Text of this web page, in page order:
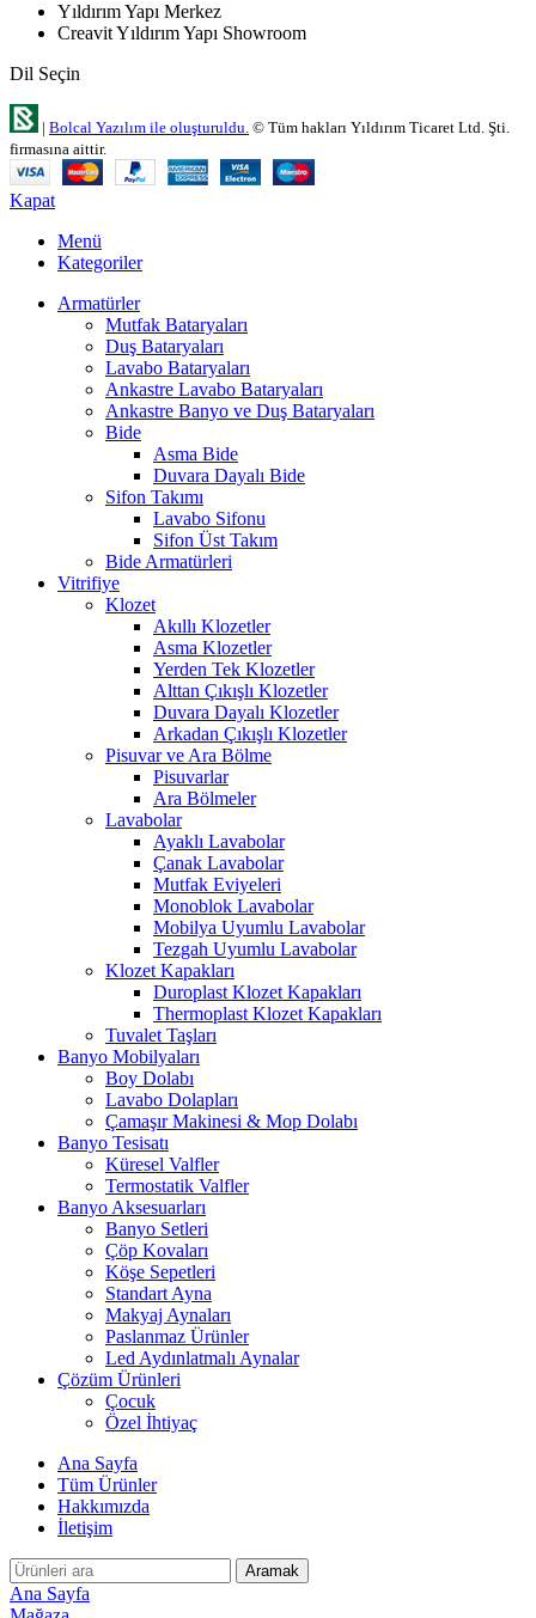
Yıldırım Yapı Merkez
Creavit Yıldırım Yapı Showroom
Dil Seçin
| Bolcal Yazılım ile oluşturuldu. © Tüm hakları Yıldırım Ticaret Ltd. Şti.
firmasına aittir.
Kapat
Menü
Kategoriler
Armatürler
Mutfak Bataryaları
Duş Bataryaları
Lavabo Bataryaları
Ankastre Lavabo Bataryaları
Ankastre Banyo ve Duş Bataryaları
Bide
Asma Bide
Duvara Dayalı Bide
Sifon Takımı
Lavabo Sifonu
Sifon Üst Takım
Bide Armatürleri
Vitrifiye
Klozet
Akıllı Klozetler
Asma Klozetler
Yerden Tek Klozetler
Alttan Çıkışlı Klozetler
Duvara Dayalı Klozetler
Arkadan Çıkışlı Klozetler
Pisuvar ve Ara Bölme
Pisuvarlar
Ara Bölmeler
Lavabolar
Ayaklı Lavabolar
Çanak Lavabolar
Mutfak Eviyeleri
Monoblok Lavabolar
Mobilya Uyumlu Lavabolar
Tezgah Uyumlu Lavabolar
Klozet Kapakları
Duroplast Klozet Kapakları
Thermoplast Klozet Kapakları
Tuvalet Taşları
Banyo Mobilyaları
Boy Dolabı
Lavabo Dolapları
Çamaşır Makinesi & Mop Dolabı
Banyo Tesisatı
Küresel Valfler
Termostatik Valfler
Banyo Aksesuarları
Banyo Setleri
Çöp Kovaları
Köşe Sepetleri
Standart Ayna
Makyaj Aynaları
Paslanmaz Ürünler
Led Aydınlatmalı Aynalar
Çözüm Ürünleri
Çocuk
Özel İhtiyaç
Ana Sayfa
Tüm Ürünler
Hakkımızda
İletişim
Aramak
Ana Sayfa